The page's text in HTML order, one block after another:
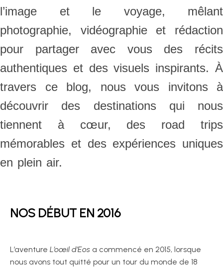
l’image et le voyage, mêlant
photographie, vidéographie et rédaction
pour partager avec vous des récits
authentiques et des visuels inspirants. À
travers ce blog, nous vous invitons à
découvrir des destinations qui nous
tiennent à cœur, des road trips
mémorables et des expériences uniques
en plein air.
NOS DÉBUT EN 2016
L’aventure L’oœil d’Eos a commencé en 2015, lorsque
nous avons tout quitté pour un tour du monde de 18